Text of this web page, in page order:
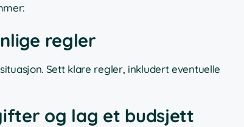
regler
Sett klare regler, inkludert eventuelle
og lag et budsjett